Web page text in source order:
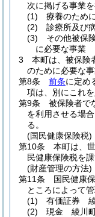
次に掲げる事業を
(1)
療養のため
(2)
診療所及び
(3)
その他被保
に必要な事業
3
本町は、被保険
のために必要な事
第8条
前条に定め
項は、別にこれを
第9条
被保険者で
を利用させる場
る。
(国民健康保険税)
第10条
本町は、
民健康保険税を課
(財産管理の方法)
第11条
国民健康
ところによって
(1)
有価証券 綾
(2)
現金 綾川町